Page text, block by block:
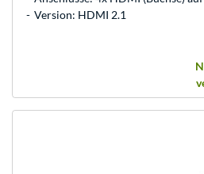
Version: HDMI 2.1